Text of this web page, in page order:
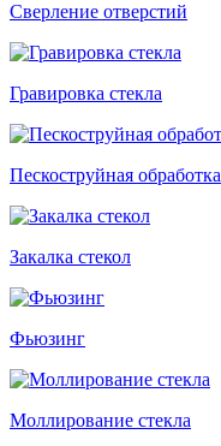
Сверление отверстий
Гравировка стекла
Пескоструйная обработка
Закалка стекол
Фьюзинг
Моллирование стекла